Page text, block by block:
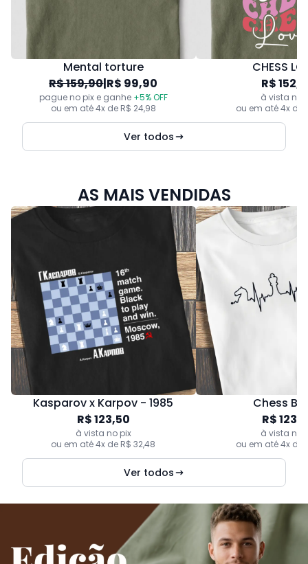
Mental torture
R$ 159,90|R$ 99,90
pague no pix e ganhe +5% OFF
ou em até 4x de R$ 24,98
CHESS
R$
à vista no
ou em até 4x de
Ver todos
AS MAIS VENDIDAS
Kasparov x Karpov - 1985
R$ 123,50
à vista no pix
ou em até 4x de R$ 32,48
Chess
R$
à vista no
ou em até 4x de
Ver todos